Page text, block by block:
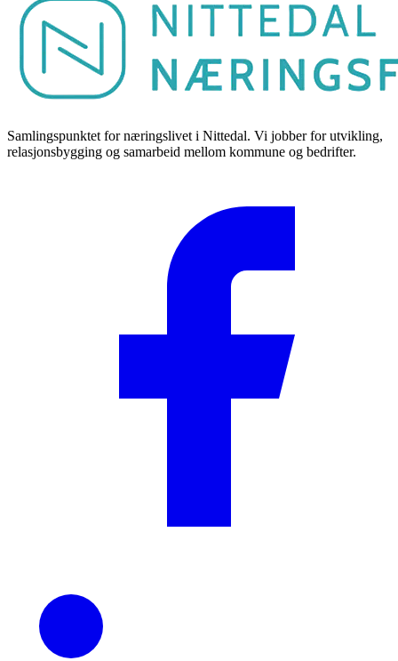
Samlingspunktet for næringslivet i Nittedal. Vi jobber for utvikling,
relasjonsbygging og samarbeid mellom kommune og bedrifter.